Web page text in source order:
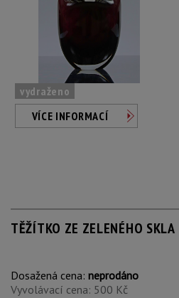
vydraženo
VÍCE INFORMACÍ
TĚŽÍTKO ZE ZELENÉHO SKLA
Dosažená cena: neprodáno
Vyvolávací cena: 500 Kč